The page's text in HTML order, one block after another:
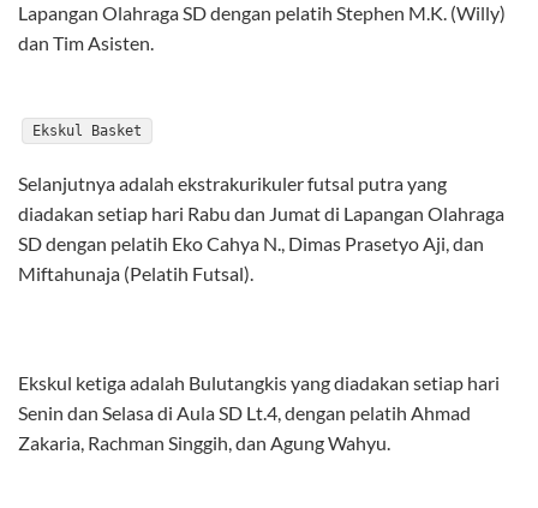
Lapangan Olahraga SD dengan pelatih Stephen M.K. (Willy)
dan Tim Asisten.
Ekskul Basket
Selanjutnya adalah ekstrakurikuler futsal putra yang
diadakan setiap hari Rabu dan Jumat di Lapangan Olahraga
SD dengan pelatih Eko Cahya N., Dimas Prasetyo Aji, dan
Miftahunaja (Pelatih Futsal).
Ekskul ketiga adalah Bulutangkis yang diadakan setiap hari
Senin dan Selasa di Aula SD Lt.4, dengan pelatih Ahmad
Zakaria, Rachman Singgih, dan Agung Wahyu.